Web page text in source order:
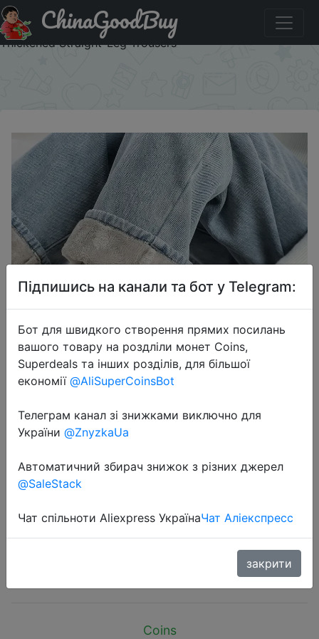
Придбати Warm High-Waisted Slimming Wide-Leg Jeans
Women's Loose-Fit Autumn/Winter New Fleece-Lined And
Thickened Straight-Leg Trousers
ChinaGoodBuy
2024-11-19
Warm High-Waisted Slimming Wide-
Leg Jeans Women's Loose-Fit
Autumn/Winter New Fleece-Lined
Trousers
Coins
Підпишись на канали та бот у Telegram:
Бот для швидкого створення прямих посилань
вашого товару на роздліли монет Coins,
Superdeals та інших розділів, для більшої
економії @AliSuperCoinsBot
Телеграм канал зі знижками виключно для
України @ZnyzkaUa
Автоматичний збирач знижок з різних джерел
@SaleStack
Чат спільноти Aliexpress УкраїнаЧат Аліекспресс
закрити